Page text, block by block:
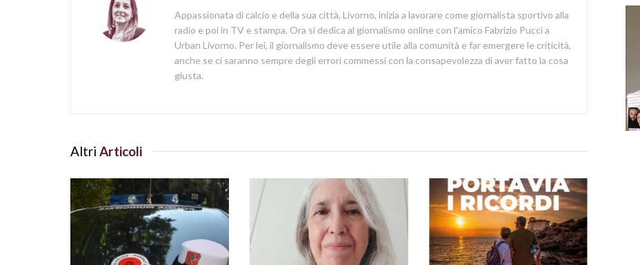
Appassionata di calcio e della sua città, Livorno, inizia a lavorare come giornalista sportivo alla
radio e poi in TV e stampa. Ora si dedica al giornalismo online con l'amico Fabrizio Pucci a
Urban Livorno. Per lei, il giornalismo deve essere utile alla comunità e far emergere le criticità,
anche se ci saranno sempre degli errori commessi con la consapevolezza di aver fatto la cosa
giusta.
Altri Articoli